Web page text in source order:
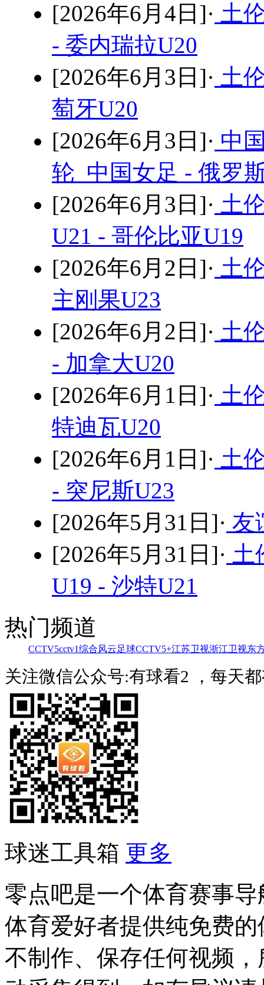
[2026年6月4日]· 土
- 委内瑞拉U20
[2026年6月3日]· 土
萄牙U20
[2026年6月3日]· 中
轮 中国女足 - 俄罗
[2026年6月3日]· 土
U21 - 哥伦比亚U19
[2026年6月2日]· 土
主刚果U23
[2026年6月2日]· 土
- 加拿大U20
[2026年6月1日]· 土
特迪瓦U20
[2026年6月1日]· 土
- 突尼斯U23
[2026年5月31日]· 友
[2026年5月31日]· 土
U19 - 沙特U21
热门频道
CCTV5cctv1综合风云足球CCTV5+江苏卫视浙江卫视东
关注微信公众号:有球看2 ，每天
球迷工具箱 更多
零点吧是一个体育赛事
体育爱好者提供纯免费
不制作、保存任何视频